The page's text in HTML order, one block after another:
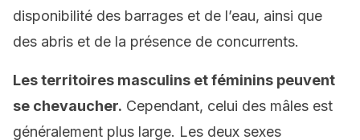
disponibilité des barrages et de l’eau, ainsi que
des abris et de la présence de concurrents.
Les territoires masculins et féminins peuvent
se chevaucher. Cependant, celui des mâles est
généralement plus large. Les deux sexes